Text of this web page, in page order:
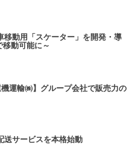
移動用「スケーター」を開発・導
動可能に～
運輸㈱】グループ会社で販売力の
送サービスを本格始動